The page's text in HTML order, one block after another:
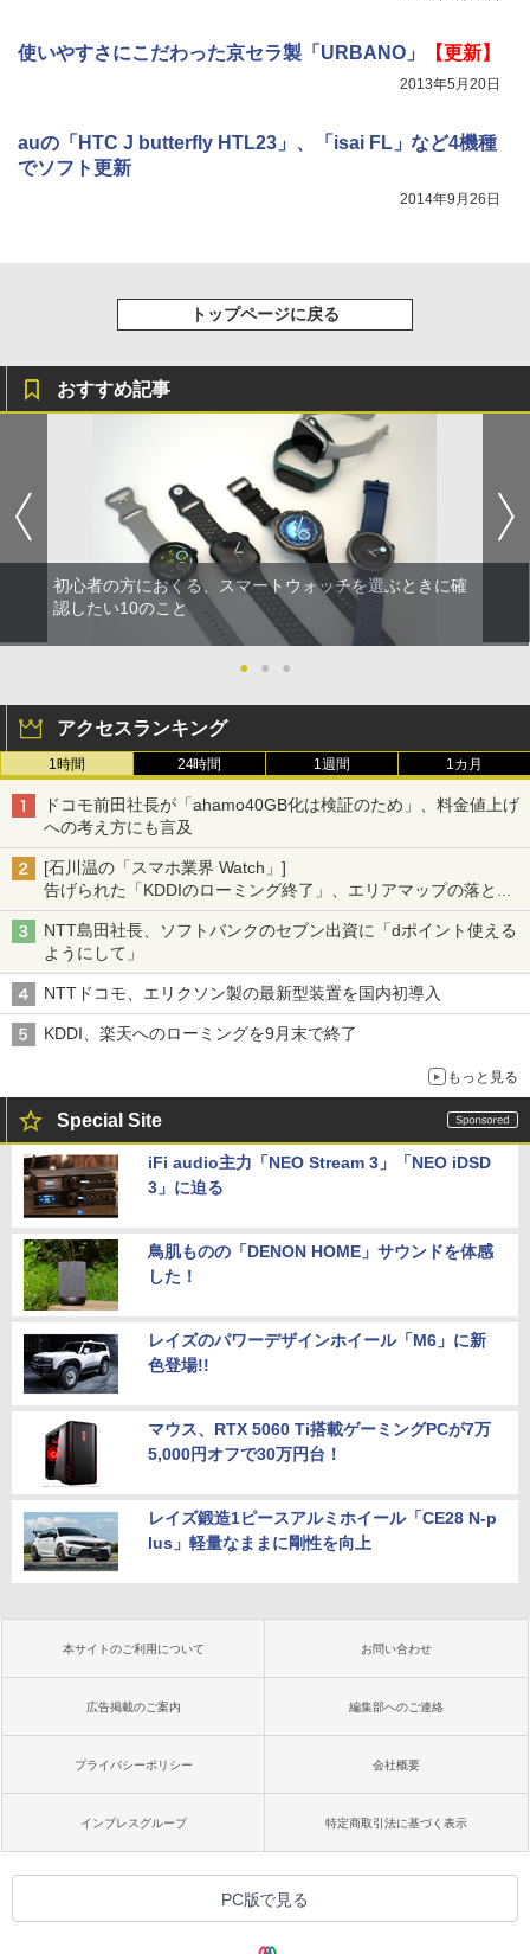
使いやすさにこだわった京セラ製「URBANO」 【更新】
2013年5月20日
auの「HTC J butterfly HTL23」、「isai FL」など4機種
でソフト更新
2014年9月26日
トップページに戻る
おすすめ記事
初心者の方におくる、スマートウォッチを選ぶときに確
認したい10のこと
● ● ●
アクセスランキング
1時間 24時間 1週間 1カ月
ドコモ前田社長が「ahamo40GB化は検証のため」、料金値上げ
への考え方にも言及
[石川温の「スマホ業界 Watch」]
告げられた「KDDIのローミング終了」、エリアマップの落とし
穴と楽天モバイルの課題
NTT島田社長、ソフトバンクのセブン出資に「dポイント使える
ようにして」
NTTドコモ、エリクソン製の最新型装置を国内初導入
KDDI、楽天へのローミングを9月末で終了
もっと見る
Special Site
iFi audio主力「NEO Stream 3」「NEO iDSD
3」に迫る
鳥肌ものの「DENON HOME」サウンドを体感
した！
レイズのパワーデザインホイール「M6」に新
色登場!!
マウス、RTX 5060 Ti搭載ゲーミングPCが7万
5,000円オフで30万円台！
レイズ鍛造1ピースアルミホイール「CE28 N-p
lus」軽量なままに剛性を向上
本サイトのご利用について お問い合わせ
広告掲載のご案内 編集部へのご連絡
プライバシーポリシー 会社概要
インプレスグループ 特定商取引法に基づく表示
PC版で見る